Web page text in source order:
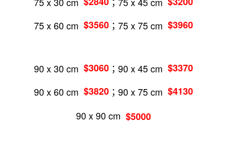
75 x 60 cm $3560 ；75 x 75 cm $3960
90 x 30 cm $3060 ；90 x 45 cm $3370
90 x 60 cm $3820 ；90 x 75 cm $4130
90 x 90 cm $5000